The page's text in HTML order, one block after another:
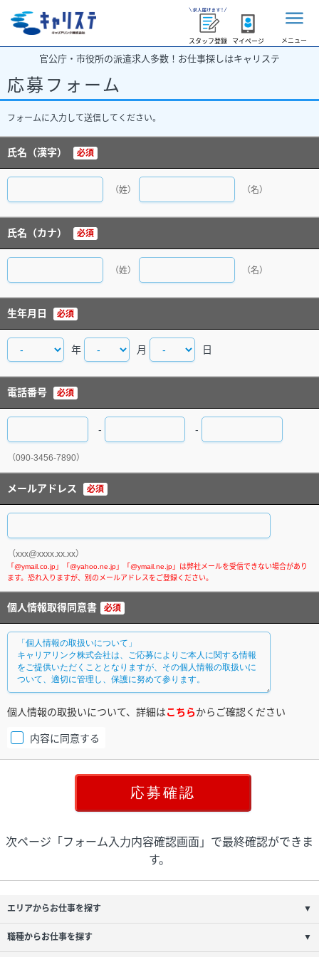
スタッフ登録 マイページ メニュー
官公庁・市役所の派遣求人多数！お仕事探しはキャリステ
応募フォーム
フォームに入力して送信してください。
氏名（漢字） 必須
（姓） （名）
氏名（カナ） 必須
（姓） （名）
生年月日 必須
年 月 日
電話番号 必須
- -
（090-3456-7890）
メールアドレス 必須
（xxx@xxxx.xx.xx）
個人情報取得同意書 必須
個人情報の取扱いについて、詳細はこちらからご確認ください
内容に同意する
次ページ「フォーム入力内容確認画面」で最終確認ができま
す。
エリアからお仕事を探す ▼
職種からお仕事を探す ▼